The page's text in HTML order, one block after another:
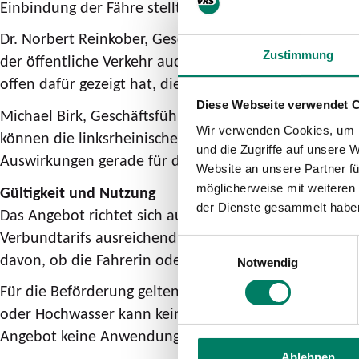
Zustimmung
Diese Webseite verwendet
Wir verwenden Cookies,
und die Zugriffe auf unsere
Website an unsere Partner
möglicherweise mit
der Dienste gesammelt
Notwendig
Einbindung der Fähre stellt einen integrativen
Dr. Norbert Reinkober, Geschäftsführer von
der öffentliche Verkehr auch in herausfordernden
offen dafür gezeigt hat, die von den Bauarbeiten
Michael Birk, Geschäftsführer der Rheinfähre
können die linksrheinischen Zugverbindungen am
Auswirkungen gerade für die Pendler*innen etwas
Gültigkeit und Nutzung
Das Angebot richtet sich ausschließlich an
Verbundtarifs ausreichend; ein zusätzliches
davon, ob die Fahrerin oder der Fahrer über ein
Für die Beförderung gelten grundsätzlich die
oder Hochwasser kann kein verlässlicher Fahrplan
Angebot keine Anwendung.